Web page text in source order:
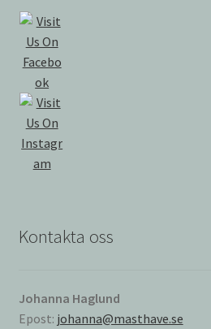
Kontakta oss
Johanna Haglund
Epost: johanna@masthave.se